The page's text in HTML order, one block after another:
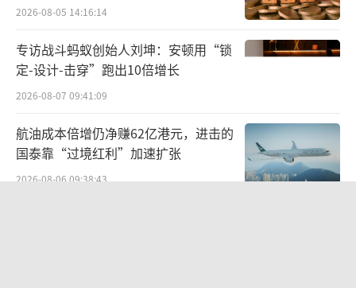
额套现6.79亿元，2025年继续小幅减持套现32
12.30万元，两年合计套现7.11亿元。2025年，
公司又完成对芯片设计企业美芯晟、半导体光
罩厂商龙图光罩的彻底清仓，分别套现1500万
元、1107.3万元。
叠加2026年上半年分两次清仓上游材料企
2026-08-05 14:16:14
专访战斗蚂蚁创始人刘坤：安顿用“锁
定-设计-击穿”跑出10倍增长
2026-08-07 09:41:09
航油成本倍增仍净赚62亿港元，进击的
国泰靠“过境红利”加速扩张
2026-08-06 09:38:43